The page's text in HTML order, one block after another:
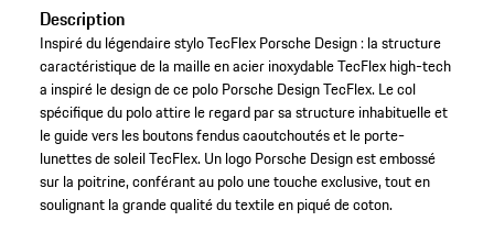
Description
Inspiré du légendaire stylo TecFlex Porsche Design : la structure
caractéristique de la maille en acier inoxydable TecFlex high-tech
a inspiré le design de ce polo Porsche Design TecFlex. Le col
spécifique du polo attire le regard par sa structure inhabituelle et
le guide vers les boutons fendus caoutchoutés et le porte-
lunettes de soleil TecFlex. Un logo Porsche Design est embossé
sur la poitrine, conférant au polo une touche exclusive, tout en
soulignant la grande qualité du textile en piqué de coton.